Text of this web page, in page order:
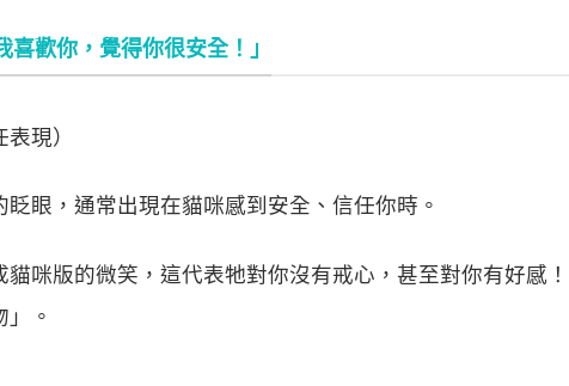
歡你，覺得你很安全！」
現）
眼，通常出現在貓咪感到安全、信任你時。
貓咪版的微笑，這代表牠對你沒有戒心，甚至對你有好感
。